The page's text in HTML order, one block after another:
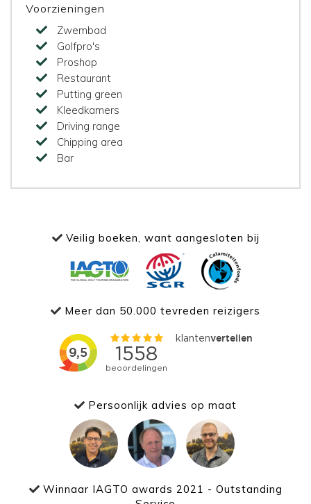
Voorzieningen
Zwembad
Golfpro's
Proshop
Restaurant
Putting green
Kleedkamers
Driving range
Chipping area
Bar
Veilig boeken, want aangesloten bij
Meer dan 50.000 tevreden reizigers
Persoonlijk advies op maat
Winnaar IAGTO awards 2021 - Outstanding